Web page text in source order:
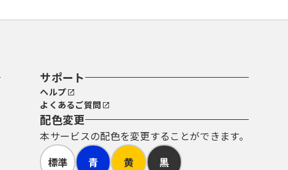
サポート
ヘルプ
よくあるご質問
配色変更
本サービスの配色を変更することができます。
標準
青 黄 黒